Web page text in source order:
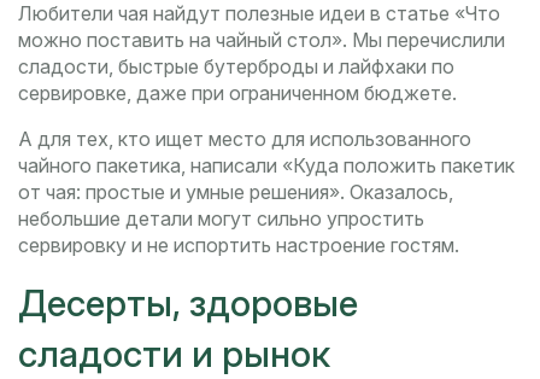
Любители чая найдут полезные идеи в статье «Что
можно поставить на чайный стол». Мы перечислили
сладости, быстрые бутерброды и лайфхаки по
сервировке, даже при ограниченном бюджете.
А для тех, кто ищет место для использованного
чайного пакетика, написали «Куда положить пакетик
от чая: простые и умные решения». Оказалось,
небольшие детали могут сильно упростить
сервировку и не испортить настроение гостям.
Десерты, здоровые
сладости и рынок